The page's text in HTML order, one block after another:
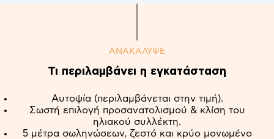
ΑΝΑΚΑΛΥΨΕ
Τι περιλαμβάνει η εγκατάσταση
Αυτοψία (περιλαμβάνεται στην τιμή).
Σωστή επιλογή προσανατολισμού & κλίση του
ηλιακού συλλέκτη.
5 μέτρα σωληνώσεων, ζεστό και κρύο μονωμένο